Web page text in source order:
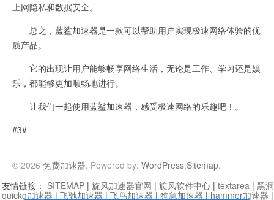
上网隐私和数据安全。
总之，蓝鲨加速器是一款可以帮助用户实现极速网络体验的优
质产品。
它的出现让用户能够畅享网络生活，无论是工作、学习还是娱
乐，都能够更加顺畅地进行。
让我们一起使用蓝鲨加速器，感受极速网络的乐趣吧！。
#3#
© 2026 免费加速器. Powered by: WordPress.Sitemap.
友情链接： SITEMAP | 旋风加速器官网 | 旋风软件中心 | textarea | 黑
quickq加速器 | 飞驰加速器 | 飞鸟加速器 | 狗急加速器 | hammer加速器